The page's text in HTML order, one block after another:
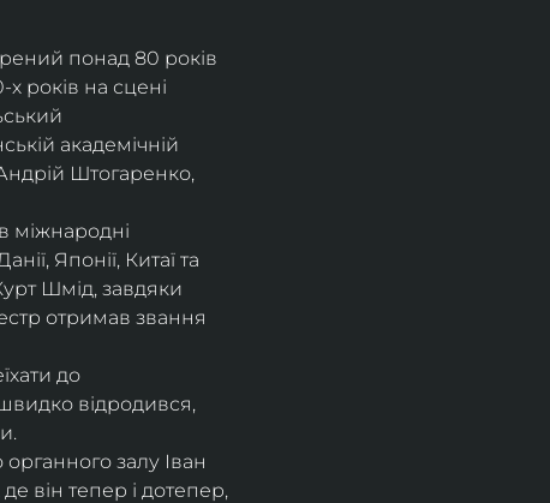
понад 80 років
років на сцені
академічній
Штогаренко,
міжнародні
Японії, Китаї та
Шмід, завдяки
отримав звання
до
відродився,
залу Іван
він тепер і дотепер,